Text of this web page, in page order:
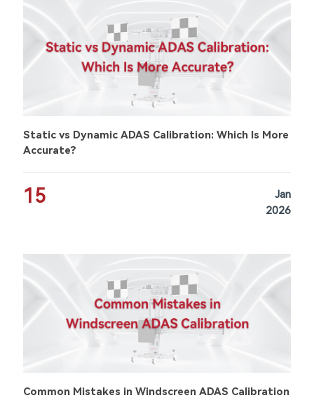
Static vs Dynamic ADAS Calibration: Which Is More
Accurate?
15
Jan
2026
Common Mistakes in Windscreen ADAS Calibration